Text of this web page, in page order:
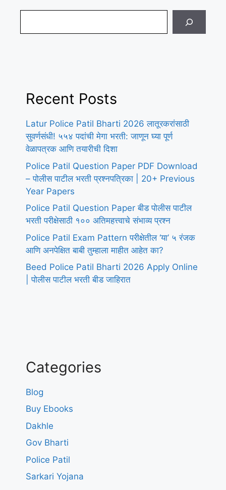
Recent Posts
Latur Police Patil Bharti 2026 लातूरकरांसाठी
सुवर्णसंधी! ५५४ पदांची मेगा भरती: जाणून घ्या पूर्ण
वेळापत्रक आणि तयारीची दिशा
Police Patil Question Paper PDF Download
– पोलीस पाटील भरती प्रश्नपत्रिका | 20+ Previous
Year Papers
Police Patil Question Paper बीड पोलीस पाटील
भरती परीक्षेसाठी १०० अतिमहत्त्वाचे संभाव्य प्रश्न
Police Patil Exam Pattern परीक्षेतील ‘या’ ५ रंजक
आणि अनपेक्षित बाबी तुम्हाला माहीत आहेत का?
Beed Police Patil Bharti 2026 Apply Online
| पोलीस पाटील भरती बीड जाहिरात
Categories
Blog
Buy Ebooks
Dakhle
Gov Bharti
Police Patil
Sarkari Yojana